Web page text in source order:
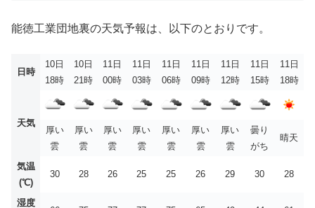
能徳工業団地裏の天気予報は、以下のとおりです。
日時
10日
18時
10日
21時
11日
00時
11日
03時
11日
06時
11日
09時
11日
12時
11日
15時
11日
18時
天気
厚い
雲
厚い
雲
厚い
雲
厚い
雲
厚い
雲
厚い
雲
厚い
雲
曇り
がち
晴天
気温
(℃)
30 28 26 25 25 26 29 30 28
湿度